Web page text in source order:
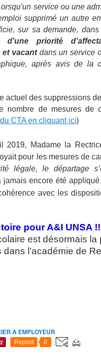
service ou une
supprimé un autre
sur sa demande,
d'une priorité
vacant dans un service
après avis de la
actuel des suppressions
nombre de mesures de
CTA en cliquant ici)
2019, Madame la
pour les mesures de
légale, le départage
jamais encore été appliqué.
avec les
pour A&I UNSA
est désormais la
dans l'académie de
A EMPLOYEUR
Repost 0